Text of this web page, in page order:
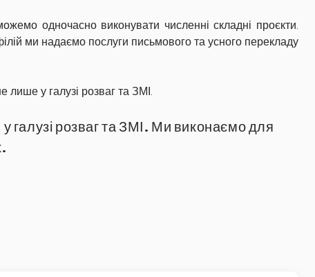
одночасно виконувати численні складні проєкти.
ми надаємо послуги письмового та усного перекладу
лише у галузі розваг та ЗМІ.
галузі розваг та ЗМІ. Ми виконаємо для